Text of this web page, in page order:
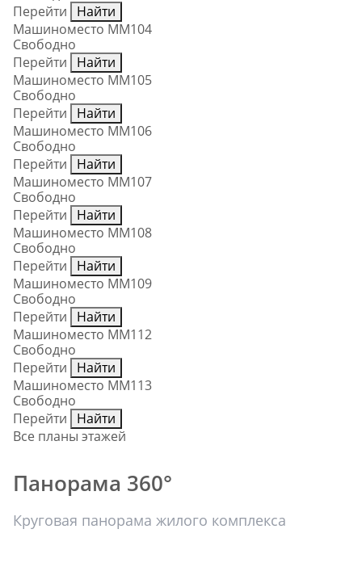
Перейти
Найти
Машиноместо ММ104
Свободно
Перейти
Найти
Машиноместо ММ105
Свободно
Перейти
Найти
Машиноместо ММ106
Свободно
Перейти
Найти
Машиноместо ММ107
Свободно
Перейти
Найти
Машиноместо ММ108
Свободно
Перейти
Найти
Машиноместо ММ109
Свободно
Перейти
Найти
Машиноместо ММ112
Свободно
Перейти
Найти
Машиноместо ММ113
Свободно
Перейти
Найти
Все планы этажей
Панорама 360°
Круговая панорама жилого комплекса